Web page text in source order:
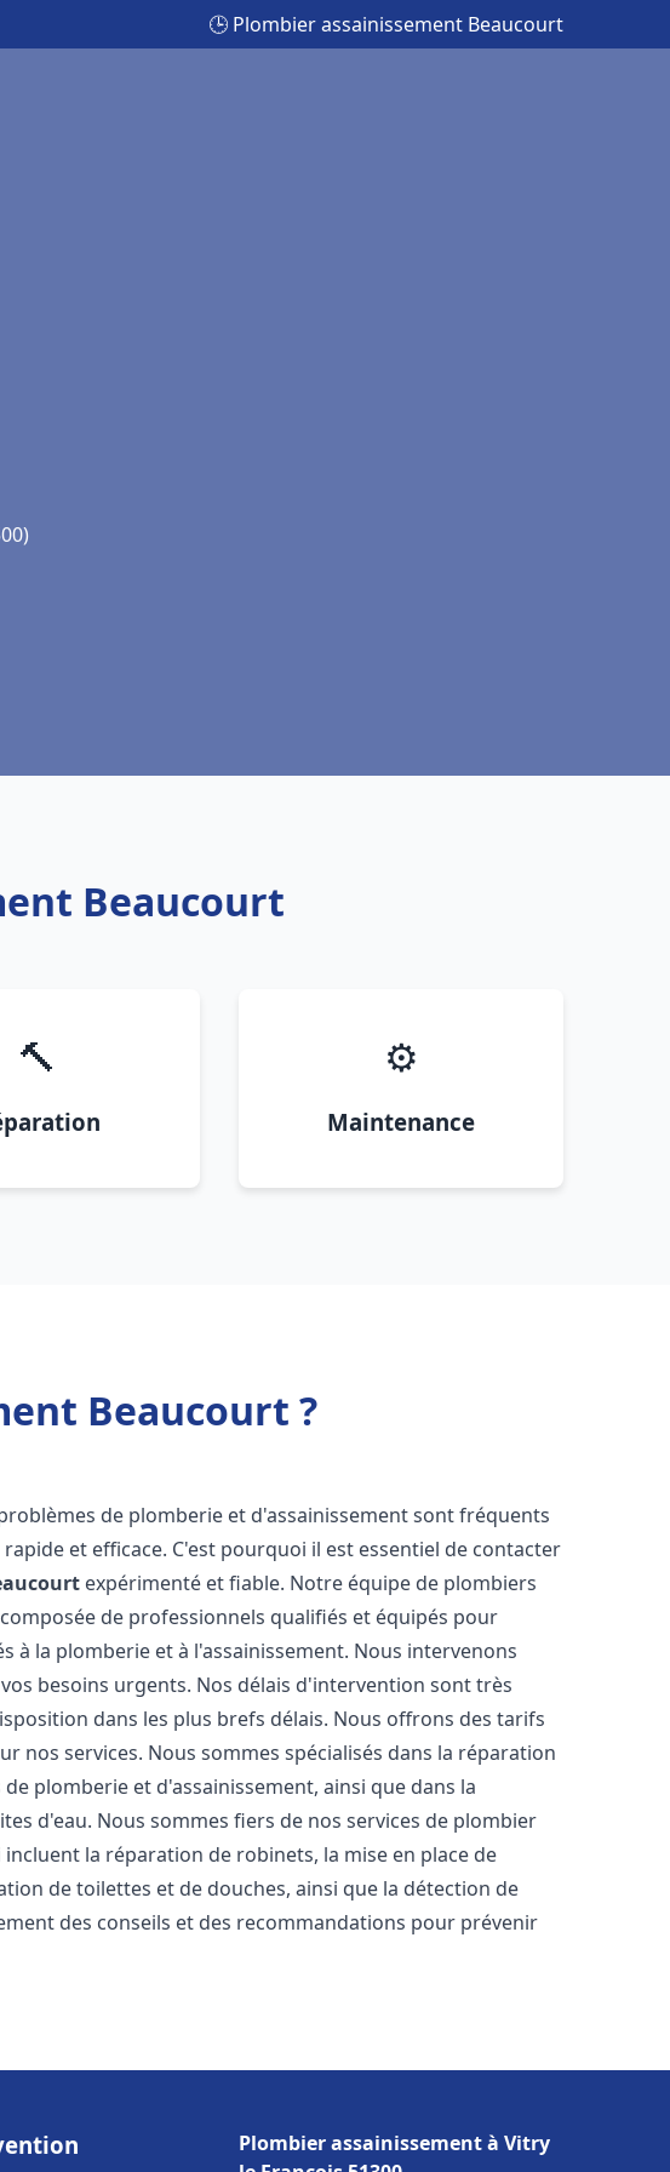
🕒 Plombier assainissement Beaucourt
Beaucourt
🔨 ⚙️
Maintenance
Beaucourt ?
de plomberie et d'assainissement sont fréquents
et efficace. C'est pourquoi il est essentiel de contacter
expérimenté et fiable. Notre équipe de plombiers
de professionnels qualifiés et équipés pour
à la plomberie et à l'assainissement. Nous intervenons
besoins urgents. Nos délais d'intervention sont très
dans les plus brefs délais. Nous offrons des tarifs
nos services. Nous sommes spécialisés dans la réparation
plomberie et d'assainissement, ainsi que dans la
d'eau. Nous sommes fiers de nos services de plombier
incluent la réparation de robinets, la mise en place de
de toilettes et de douches, ainsi que la détection de
des conseils et des recommandations pour prévenir
Plombier assainissement à Vitry